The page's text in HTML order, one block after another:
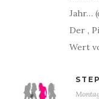
Jahr…
Der ‚
Wert